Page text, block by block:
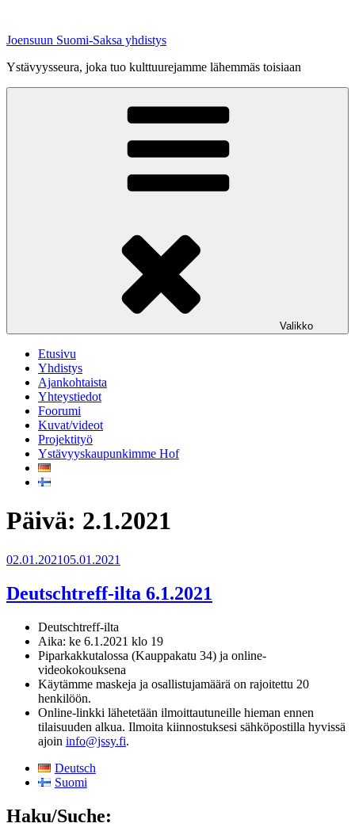
Joensuun Suomi-Saksa yhdistys
Ystävyysseura, joka tuo kulttuurejamme lähemmäs toisiaan
Valikko
Etusivu
Yhdistys
Ajankohtaista
Yhteystiedot
Foorumi
Kuvat/videot
Projektityö
Ystävyyskaupunkimme Hof
Päivä: 2.1.2021
Julkaistu
02.01.202105.01.2021
Deutschtreff-ilta 6.1.2021
Deutschtreff-ilta
Aika: ke 6.1.2021 klo 19
Piparkakkutalossa (Kauppakatu 34) ja online-
videokokouksena
Käytämme maskeja ja osallistujamäärä on rajoitettu 20
henkilöön.
Online-linkki lähetetään ilmoittautuneille hieman ennen
tilaisuuden alkua. Ilmoita kiinnostuksesi sähköpostilla hyvissä
ajoin info@jssy.fi.
Deutsch
Suomi
Haku/Suche: